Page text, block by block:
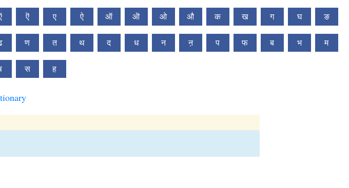
ऎ ए ऐ ऑ ऒ ओ औ क ख ग घ ङ
ण त थ द ध न ऩ प फ ब भ म
स ह